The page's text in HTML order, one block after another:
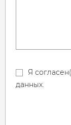
Я
данных.